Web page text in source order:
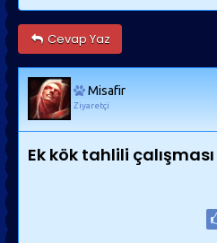
Cevap Yaz
Misafir
Ziyaretçi
Ek kök tahlili çalışması